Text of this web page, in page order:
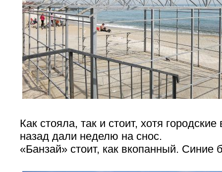
Как стояла, так и стоит, хотя
назад дали неделю на снос.
«Банзай» стоит, как вкопанный. Синие